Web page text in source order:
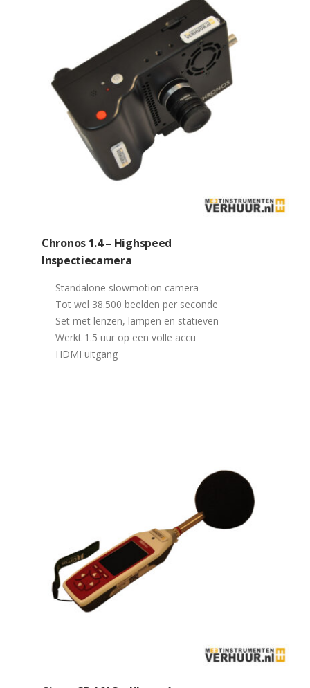
Chronos 1.4 – Highspeed
Inspectiecamera
Standalone slowmotion camera
Tot wel 38.500 beelden per seconde
Set met lenzen, lampen en statieven
Werkt 1.5 uur op een volle accu
HDMI uitgang